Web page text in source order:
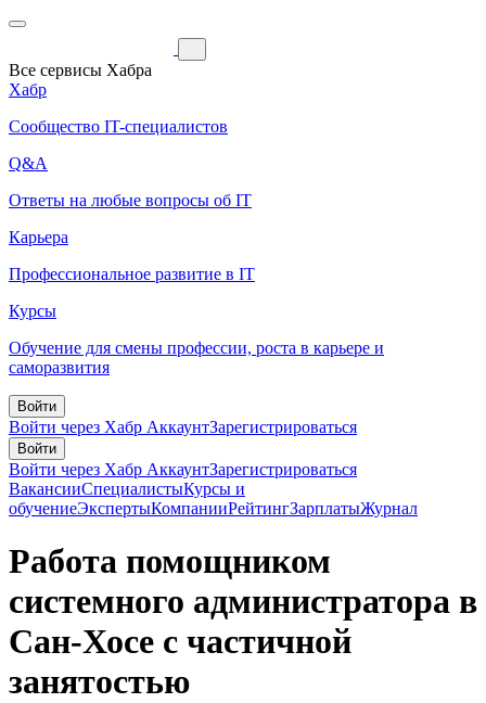
Все сервисы Хабра
Хабр
Сообщество IT-специалистов
Q&A
Ответы на любые вопросы об IT
Карьера
Профессиональное развитие в IT
Курсы
Обучение для смены профессии, роста в карьере и
саморазвития
Войти
Войти через Хабр АккаунтЗарегистрироваться
Войти
Войти через Хабр АккаунтЗарегистрироваться
ВакансииСпециалистыКурсы и
обучениеЭкспертыКомпанииРейтингЗарплатыЖурнал
Работа помощником
системного администратора в
Сан-Хосе с частичной
занятостью